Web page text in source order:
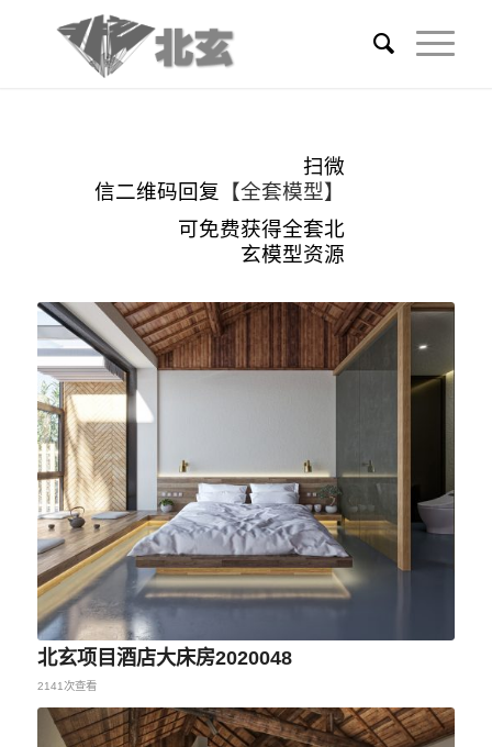
扫微
信二维码回复
【全套模型】
可免费获得全套北
玄模型资源
北玄项目酒店大床房2020048
2141次查看